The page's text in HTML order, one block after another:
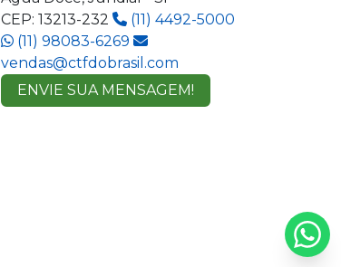
CEP: 13213-232
(11) 4492-5000
(11) 98083-6269
vendas@ctfdobrasil.com
ENVIE SUA MENSAGEM!